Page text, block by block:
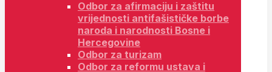
Odbor za afirmaciju i zaštitu
vrijednosti antifašističke borbe
naroda i narodnosti Bosne i
Hercegovine
Odbor za turizam
Odbor za reformu ustava i